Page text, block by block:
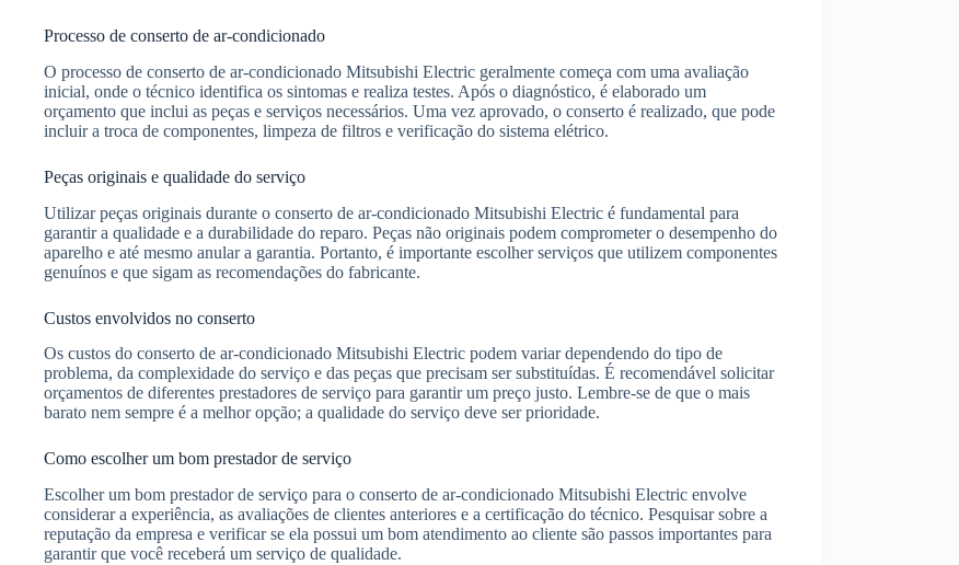
Processo de conserto de ar-condicionado
O processo de conserto de ar-condicionado Mitsubishi Electric geralmente começa com uma avaliação
inicial, onde o técnico identifica os sintomas e realiza testes. Após o diagnóstico, é elaborado um
orçamento que inclui as peças e serviços necessários. Uma vez aprovado, o conserto é realizado, que pode
incluir a troca de componentes, limpeza de filtros e verificação do sistema elétrico.
Peças originais e qualidade do serviço
Utilizar peças originais durante o conserto de ar-condicionado Mitsubishi Electric é fundamental para
garantir a qualidade e a durabilidade do reparo. Peças não originais podem comprometer o desempenho do
aparelho e até mesmo anular a garantia. Portanto, é importante escolher serviços que utilizem componentes
genuínos e que sigam as recomendações do fabricante.
Custos envolvidos no conserto
Os custos do conserto de ar-condicionado Mitsubishi Electric podem variar dependendo do tipo de
problema, da complexidade do serviço e das peças que precisam ser substituídas. É recomendável solicitar
orçamentos de diferentes prestadores de serviço para garantir um preço justo. Lembre-se de que o mais
barato nem sempre é a melhor opção; a qualidade do serviço deve ser prioridade.
Como escolher um bom prestador de serviço
Escolher um bom prestador de serviço para o conserto de ar-condicionado Mitsubishi Electric envolve
considerar a experiência, as avaliações de clientes anteriores e a certificação do técnico. Pesquisar sobre a
reputação da empresa e verificar se ela possui um bom atendimento ao cliente são passos importantes para
garantir que você receberá um serviço de qualidade.